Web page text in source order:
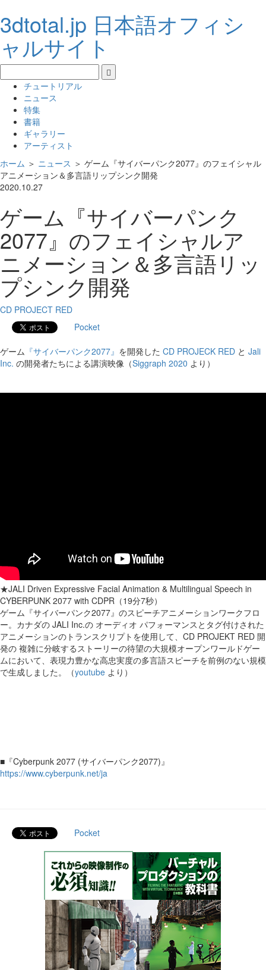
3dtotal.jp 日本語オフィシ
ャルサイト
チュートリアル
ニュース
特集
書籍
ギャラリー
アーティスト
ホーム ＞ ニュース ＞ ゲーム『サイバーパンク2077』のフェイシャル
アニメーション＆多言語リップシンク開発
2020.10.27
ゲーム『サイバーパンク
2077』のフェイシャルア
ニメーション＆多言語リッ
プシンク開発
CD PROJECT RED
Pocket
ゲーム 『サイバーパンク2077』 を開発した CD PROJECK RED と Jali
Inc. の開発者たちによる講演映像（Siggraph 2020 より）
★JALI Driven Expressive Facial Animation & Multilingual Speech in
CYBERPUNK 2077 with CDPR（19分7秒）
ゲーム『サイバーパンク2077』のスピーチアニメーションワークフロ
ー。カナダの JALI Inc.の オーディオ パフォーマンスとタグ付けされた
アニメーションのトランスクリプトを使用して、CD PROJEKT RED 開
発の 複雑に分岐するストーリーの待望の大規模オープンワールドゲー
ムにおいて、表現力豊かな高忠実度の多言語スピーチを前例のない規模
で生成しました。（youtube より）
■『Cyberpunk 2077 (サイバーパンク2077)』
https://www.cyberpunk.net/ja
Pocket